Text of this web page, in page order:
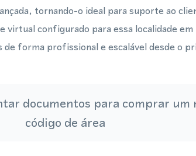
tornando-o ideal para suporte ao
configurado para essa localidade
forma profissional e escalável desde o
documentos para comprar um
código de área